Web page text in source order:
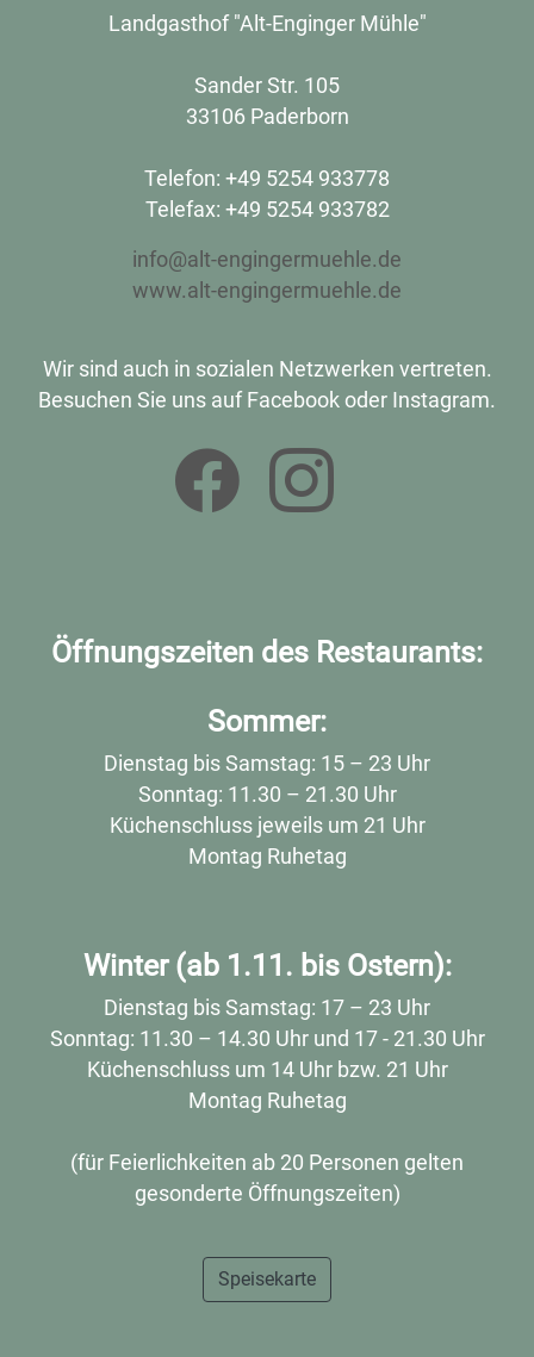
Landgasthof "Alt-Enginger Mühle"
Sander Str. 105
33106 Paderborn
Telefon: +49 5254 933778
Telefax: +49 5254 933782
info@alt-engingermuehle.de
www.alt-engingermuehle.de
Wir sind auch in sozialen Netzwerken vertreten.
Besuchen Sie uns auf Facebook oder Instagram.
Öffnungszeiten des Restaurants:
Sommer:
Dienstag bis Samstag: 15 – 23 Uhr
Sonntag: 11.30 – 21.30 Uhr
Küchenschluss jeweils um 21 Uhr
Montag Ruhetag
Winter (ab 1.11. bis Ostern):
Dienstag bis Samstag: 17 – 23 Uhr
Sonntag: 11.30 – 14.30 Uhr und 17 - 21.30 Uhr
Küchenschluss um 14 Uhr bzw. 21 Uhr
Montag Ruhetag
(für Feierlichkeiten ab 20 Personen gelten
gesonderte Öffnungszeiten)
Speisekarte